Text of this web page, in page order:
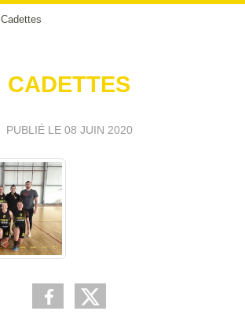
Cadettes
CADETTES
PUBLIÉ LE 08 JUIN 2020